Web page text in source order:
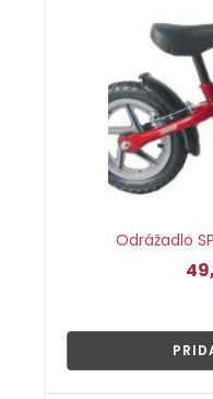
Odrážadlo